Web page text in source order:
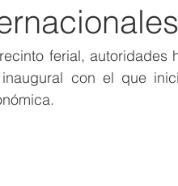
ferial, autoridades
con el que